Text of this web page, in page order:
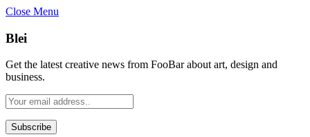
Close Menu
Blei
Get the latest creative news from FooBar about art, design and
business.